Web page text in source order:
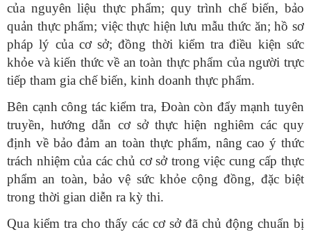
của nguyên liệu thực phẩm; quy trình chế biến, bảo
quản thực phẩm; việc thực hiện lưu mẫu thức ăn; hồ sơ
pháp lý của cơ sở; đồng thời kiểm tra điều kiện sức
khỏe và kiến thức về an toàn thực phẩm của người trực
tiếp tham gia chế biến, kinh doanh thực phẩm.
Bên cạnh công tác kiểm tra, Đoàn còn đẩy mạnh tuyên
truyền, hướng dẫn cơ sở thực hiện nghiêm các quy
định về bảo đảm an toàn thực phẩm, nâng cao ý thức
trách nhiệm của các chủ cơ sở trong việc cung cấp thực
phẩm an toàn, bảo vệ sức khỏe cộng đồng, đặc biệt
trong thời gian diễn ra kỳ thi.
Qua kiểm tra cho thấy các cơ sở đã chủ động chuẩn bị